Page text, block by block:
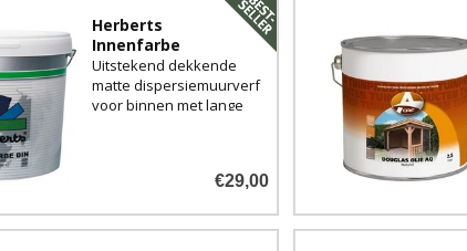
Herberts
Innenfarbe
Uitstekend dekkende
matte dispersiemuurverf
voor binnen met lange
€29,00